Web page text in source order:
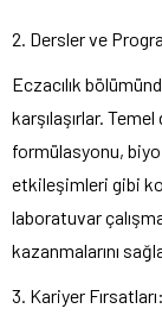
2. Dersler ve
Eczacılık
karşılaşırlar.
formülasyonu,
etkileşimleri gibi
laboratuvar
kazanmalarını
3. Kariyer Fırsatları: